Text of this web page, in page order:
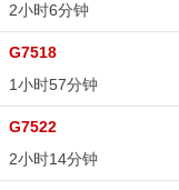
2小时6分钟
G7518
1小时57分钟
G7522
2小时14分钟